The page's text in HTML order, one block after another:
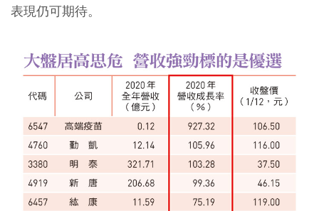
表現仍可期待。